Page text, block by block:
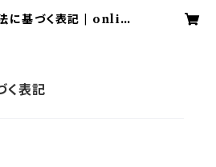
に基づく表記 | online
く表記